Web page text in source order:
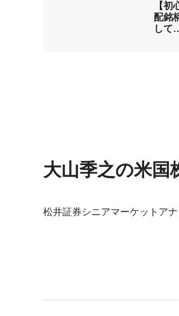
【
配銘
して
大山季之の米国
松井証券シニアマーケットア